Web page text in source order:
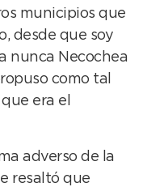
municipios que
desde que soy
nunca Necochea
como tal
era el
adverso de la
resaltó que